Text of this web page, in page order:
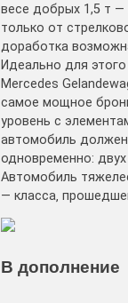
весе добрых 1,5 т —
только от
доработка
Идеально для
Mercedes
самое мощное
уровень с
автомобиль
одновременно:
Автомобиль
— класса‚
В дополнение